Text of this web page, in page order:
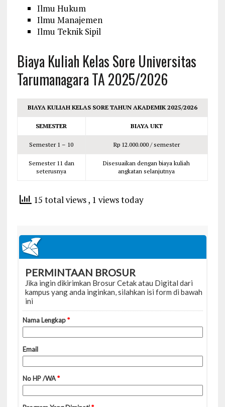
Ilmu Hukum
Ilmu Manajemen
Ilmu Teknik Sipil
Biaya Kuliah Kelas Sore Universitas
Tarumanagara TA 2025/2026
BIAYA KULIAH KELAS SORE TAHUN AKADEMIK 2025/2026
SEMESTER BIAYA UKT
Semester 1 – 10 Rp 12.000.000 / semester
Semester 11 dan
seterusnya
Disesuaikan dengan biaya kuliah
angkatan selanjutnya
15 total views, 1 views today